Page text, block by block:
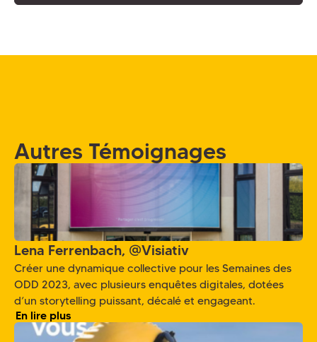
Autres Témoignages
Lena Ferrenbach, @Visiativ
Créer une dynamique collective pour les Semaines des
ODD 2023, avec plusieurs enquêtes digitales, dotées
d’un storytelling puissant, décalé et engageant.
En lire plus